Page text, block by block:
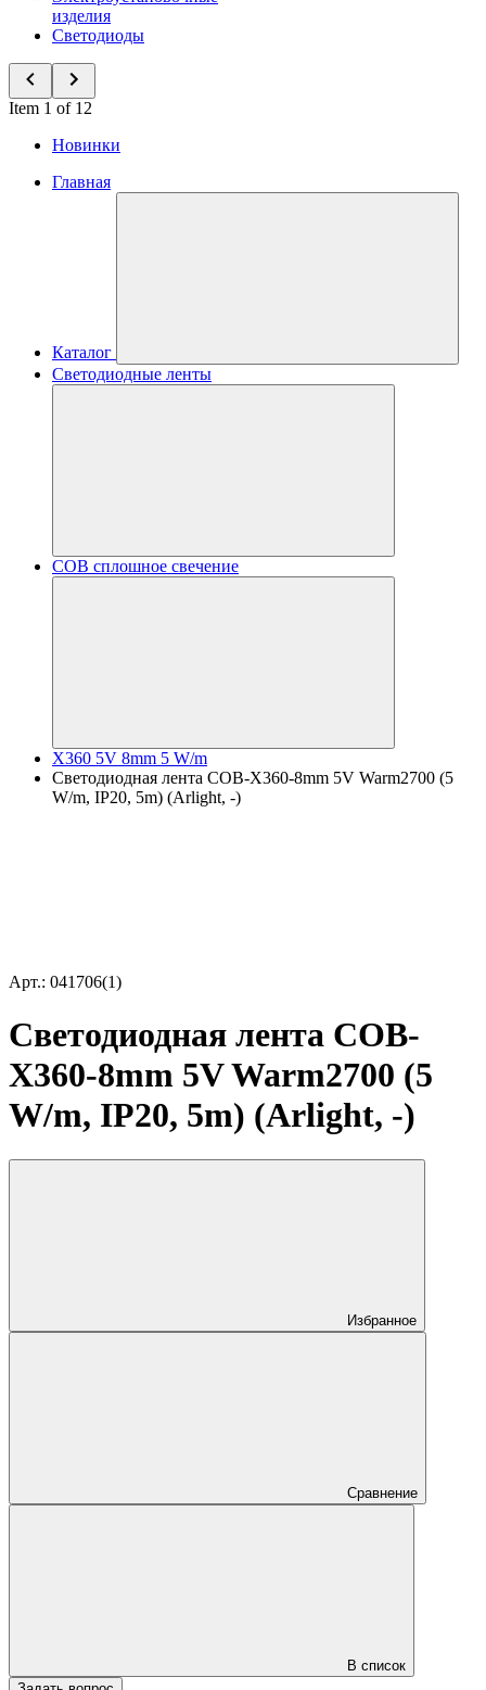
изделия
Светодиоды
Item 1 of 12
Новинки
Главная
Каталог
Светодиодные ленты
COB сплошное свечение
X360 5V 8mm 5 W/m
Светодиодная лента COB-X360-8mm 5V Warm2700 (5
W/m, IP20, 5m) (Arlight, -)
Арт.: 041706(1)
Светодиодная лента COB-
X360-8mm 5V Warm2700 (5
W/m, IP20, 5m) (Arlight, -)
Избранное
Сравнение
В список